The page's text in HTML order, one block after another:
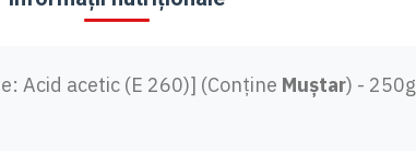
E
A
C
Acid acetic (E 260)] (Conține Muștar) - 250g